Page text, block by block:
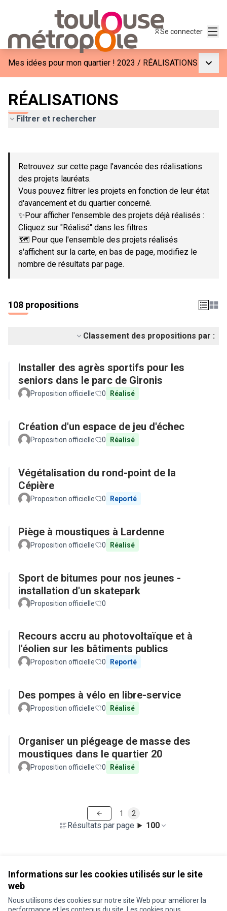
Informations sur les cookies utilisés sur le site
web
Nous utilisons des cookies sur notre site Web pour améliorer la
Se connecter
Mes idées pour mon quartier ! 2023 / RÉALISATIONS
RÉALISATIONS
Filtrer et rechercher
−
Retrouvez sur cette page l'avancée des réalisations
des projets lauréats.
Vous pouvez filtrer les projets en fonction de leur état
d'avancement et du quartier concerné.
✨Pour afficher l'ensemble des projets déjà réalisés :
Cliquez sur "Réalisé" dans les filtres
🗺️ Pour que l'ensemble des projets réalisés
s'affichent sur la carte, en bas de page, modifiez le
nombre de résultats par page.
108 propositions
Classement des propositions par :
Installer des agrès sportifs pour les
seniors dans le parc de Gironis
Proposition officielle 0 Réalisé
Création d'un espace de jeu d'échec
Proposition officielle 0 Réalisé
Végétalisation du rond-point de la
Cépière
Proposition officielle 0 Reporté
Piège à moustiques à Lardenne
Proposition officielle 0 Réalisé
Sport de bitumes pour nos jeunes -
installation d'un skatepark
Proposition officielle 0
Recours accru au photovoltaïque et à
l'éolien sur les bâtiments publics
Proposition officielle 0 Reporté
Des pompes à vélo en libre-service
Proposition officielle 0 Réalisé
Organiser un piégeage de masse des
moustiques dans le quartier 20
Proposition officielle 0 Réalisé
Résultats par page : 100
1 2
Conditions d'utilisation